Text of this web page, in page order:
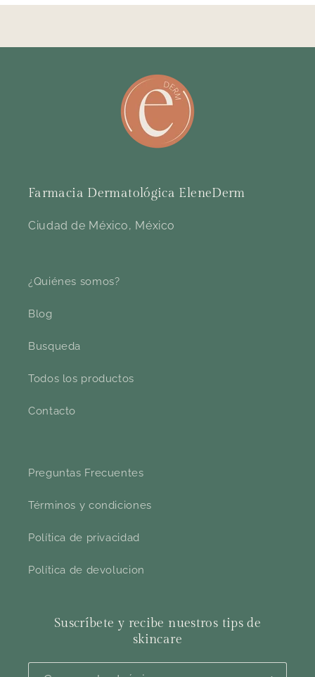
Farmacia Dermatológica EleneDerm
Ciudad de México, México
¿Quiénes somos?
Blog
Busqueda
Todos los productos
Contacto
Preguntas Frecuentes
Términos y condiciones
Política de privacidad
Política de devolucion
Suscríbete y recibe nuestros tips de
skincare